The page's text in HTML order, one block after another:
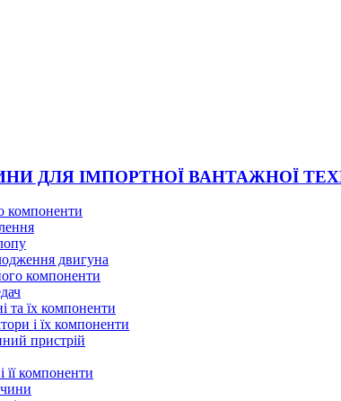
ДЛЯ ІМПОРТНОЇ ВАНТАЖНОЇ
компоненти
двигуна
компоненти
та їх компоненти
і їх компоненти
пристрій
її компоненти